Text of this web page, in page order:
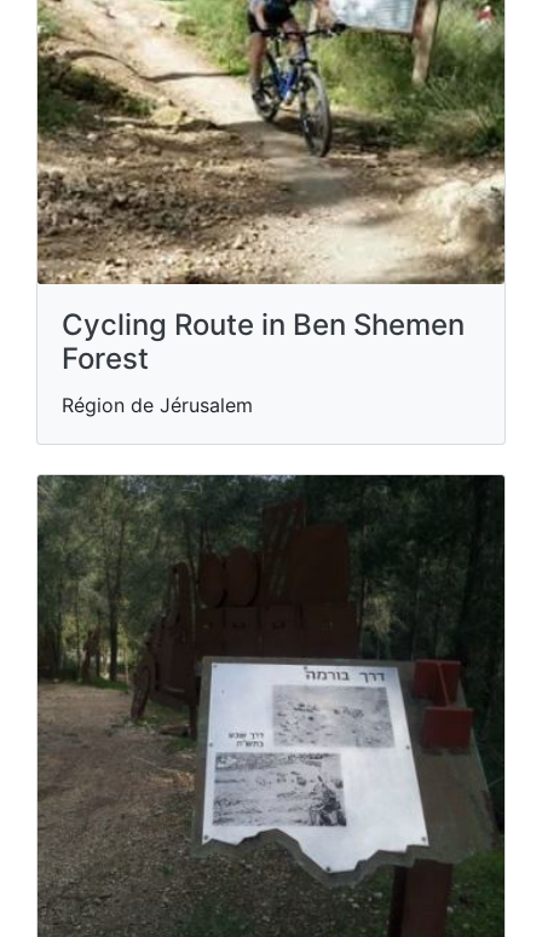
Cycling Route in Ben Shemen
Forest
Région de Jérusalem